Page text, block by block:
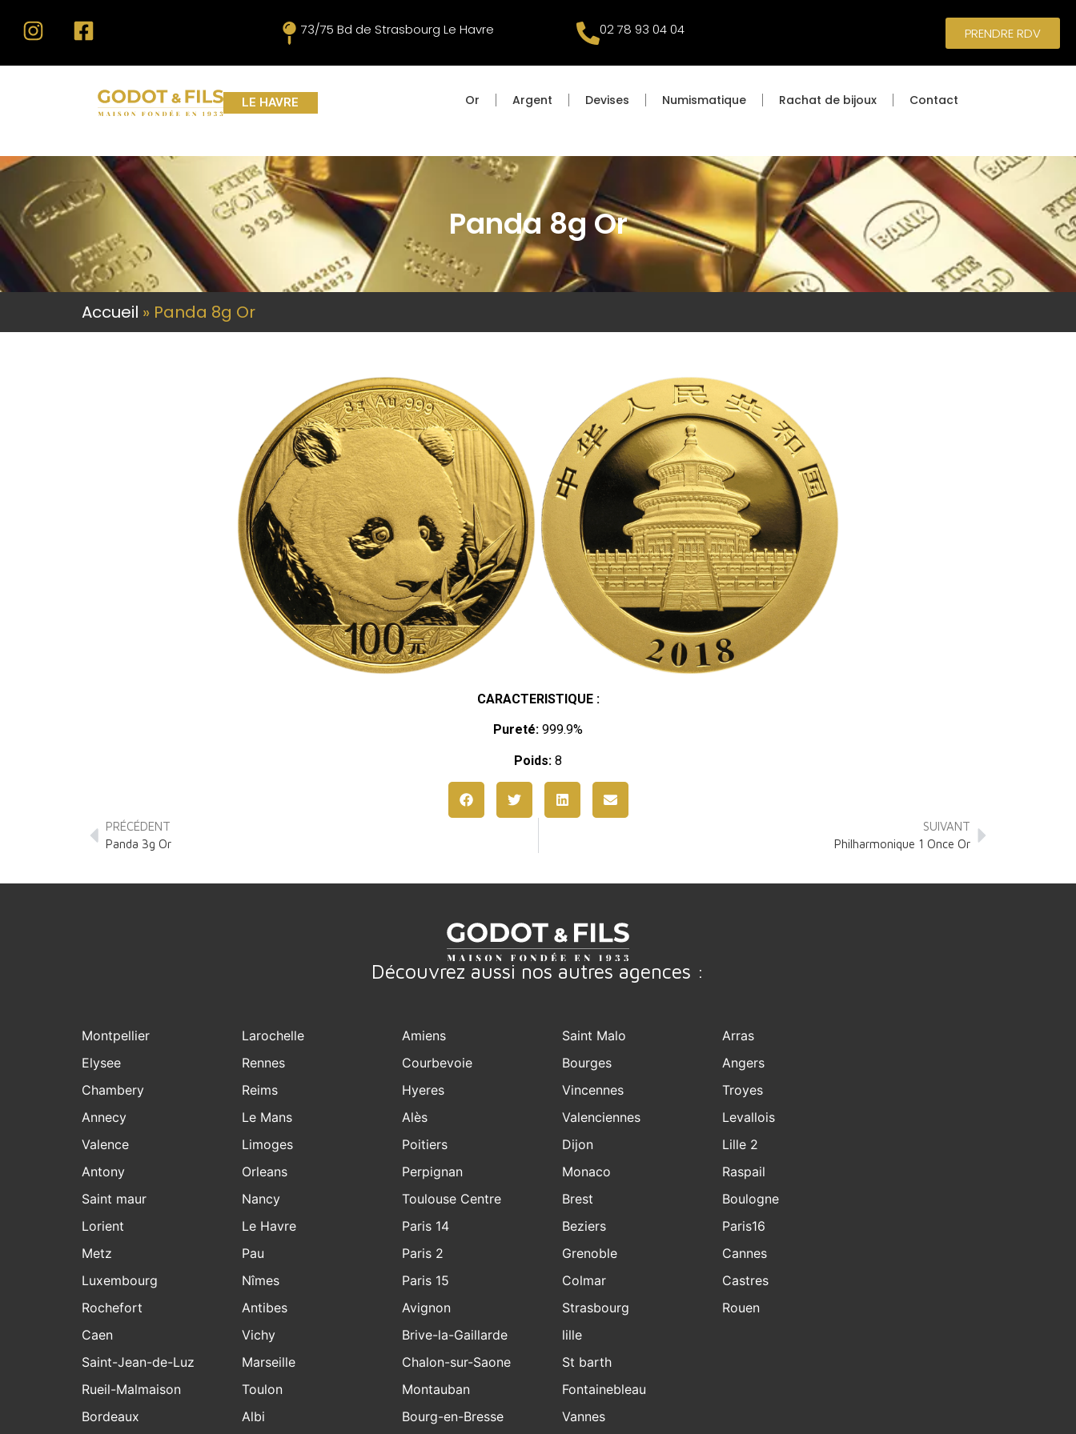
73/75 Bd de Strasbourg Le Havre 02 78 93 04 04 PRENDRE RDV
LE HAVRE Or Argent Devises Numismatique Rachat de bijoux Contact
Panda 8g Or
Accueil » Panda 8g Or
CARACTERISTIQUE :
Pureté: 999.9%
Poids: 8
PRÉCÉDENT
Panda 3g Or
SUIVANT
Philharmonique 1 Once Or
Découvrez aussi nos autres agences :
Montpellier
Elysee
Chambery
Annecy
Valence
Antony
Saint maur
Lorient
Metz
Luxembourg
Rochefort
Larochelle
Rennes
Reims
Le Mans
Limoges
Orleans
Nancy
Le Havre
Pau
Nîmes
Antibes
Amiens
Courbevoie
Hyeres
Alès
Poitiers
Perpignan
Toulouse Centre
Paris 14
Paris 2
Paris 15
Avignon
Saint Malo
Bourges
Vincennes
Valenciennes
Dijon
Monaco
Brest
Beziers
Grenoble
Colmar
Strasbourg
Arras
Angers
Troyes
Levallois
Lille 2
Raspail
Boulogne
Paris16
Cannes
Castres
Rouen
Caen
Saint-Jean-de-Luz
Rueil-Malmaison
Bordeaux
Vichy
Marseille
Toulon
Albi
Brive-la-Gaillarde
Chalon-sur-Saone
Montauban
Bourg-en-Bresse
lille
St barth
Fontainebleau
Vannes